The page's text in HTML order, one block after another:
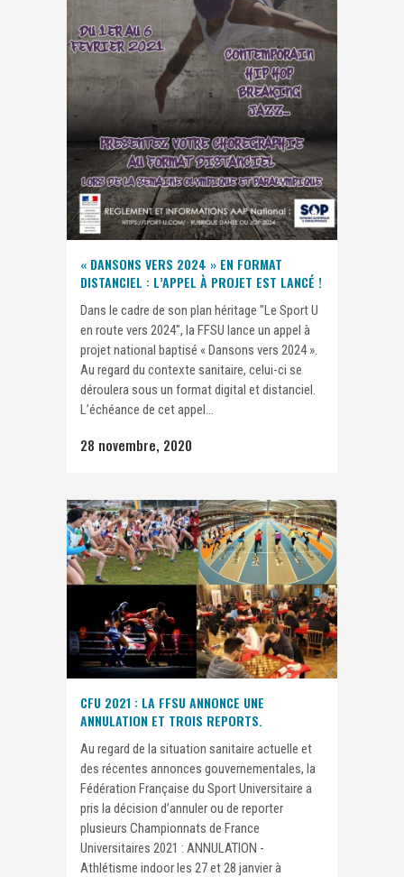
« DANSONS VERS 2024 » EN FORMAT
DISTANCIEL : L’APPEL À PROJET EST LANCÉ !
Dans le cadre de son plan héritage "Le Sport U
en route vers 2024", la FFSU lance un appel à
projet national baptisé « Dansons vers 2024 ».
Au regard du contexte sanitaire, celui-ci se
déroulera sous un format digital et distanciel.
L’échéance de cet appel...
28 novembre, 2020
CFU 2021 : LA FFSU ANNONCE UNE
ANNULATION ET TROIS REPORTS.
Au regard de la situation sanitaire actuelle et
des récentes annonces gouvernementales, la
Fédération Française du Sport Universitaire a
pris la décision d’annuler ou de reporter
plusieurs Championnats de France
Universitaires 2021 : ANNULATION -
Athlétisme indoor les 27 et 28 janvier à